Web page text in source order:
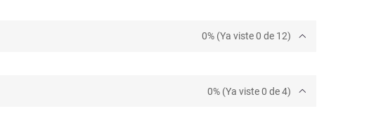
0% (Ya viste 0 de 12)
0% (Ya viste 0 de 4)